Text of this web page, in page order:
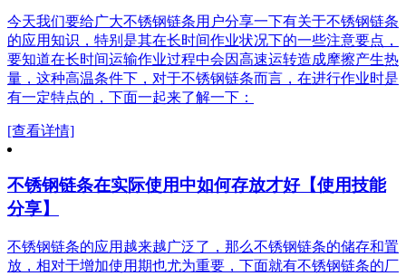
今天我们要给广大不锈钢链条用户分享一下有关于不锈钢链条
的应用知识，特别是其在长时间作业状况下的一些注意要点，
要知道在长时间运输作业过程中会因高速运转造成摩擦产生热
量，这种高温条件下，对于不锈钢链条而言，在进行作业时是
有一定特点的，下面一起来了解一下：
[查看详情]
不锈钢链条在实际使用中如何存放才好【使用技能
分享】
不锈钢链条的应用越来越广泛了，那么不锈钢链条的储存和置
放，相对于增加使用期也尤为重要，下面就有不锈钢链条的厂